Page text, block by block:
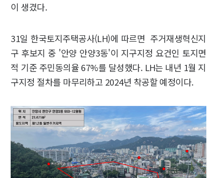
이 생겼다.
31일 한국토지주택공사(LH)에 따르면 주거재생혁신지
구 후보지 중 '안양 안양3동'이 지구지정 요건인 토지면
적 기준 주민동의율 67%를 달성했다. LH는 내년 1월 지
구지정 절차를 마무리하고 2024년 착공할 예정이다.